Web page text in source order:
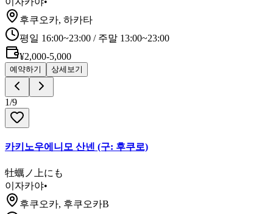
후쿠오카, 하카타
평일 16:00~23:00 / 주말 13:00~23:00
¥2,000-5,000
예약하기 상세보기
1/9
카키노우에니모 산넨 (구: 후쿠로)
牡蠣ノ上にも
이자카야•
후쿠오카, 후쿠오카B